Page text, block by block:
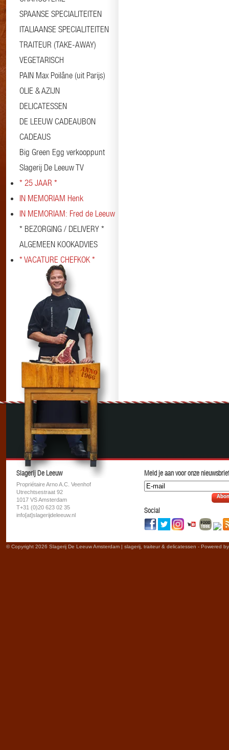
SPAANSE SPECIALITEITEN
ITALIAANSE SPECIALITEITEN
TRAITEUR (TAKE-AWAY)
VEGETARISCH
PAIN Max Poilâne (uit Parijs)
OLIE & AZIJN
DELICATESSEN
DE LEEUW CADEAUBON
CADEAUS
Big Green Egg verkooppunt
Slagerij De Leeuw TV
* 25 JAAR *
IN MEMORIAM Henk
IN MEMORIAM: Fred de Leeuw
* BEZORGING / DELIVERY *
ALGEMEEN KOOKADVIES
* VACATURE CHEFKOK *
Slagerij De Leeuw
Propriétaire Arno A.C. Veenhof
Utrechtsestraat 92
1017 VS Amsterdam
T+31 (0)20 623 02 35
info[at]slagerijdeleeuw.nl
Meld je aan voor onze
Social
© Copyright 2026 Slagerij De Leeuw Amsterdam | slagerij, traiteur & delicatessen - Powered